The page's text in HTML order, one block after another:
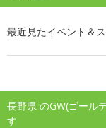
最近見たイベント＆
長野県 のGW(ゴール
す